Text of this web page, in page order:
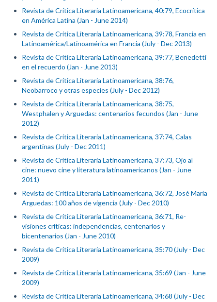
Revista de Crítica Literaria Latinoamericana, 40:79, Ecocrítica
en América Latina (Jan - June 2014)
Revista de Crítica Literaria Latinoamericana, 39:78, Francia en
Latinoamérica/Latinoamérica en Francia (July - Dec 2013)
Revista de Crítica Literaria Latinoamericana, 39:77, Benedetti
en el recuerdo (Jan - June 2013)
Revista de Crítica Literaria Latinoamericana, 38:76,
Neobarroco y otras especies (July - Dec 2012)
Revista de Crítica Literaria Latinoamericana, 38:75,
Westphalen y Arguedas: centenarios fecundos (Jan - June
2012)
Revista de Crítica Literaria Latinoamericana, 37:74, Calas
argentinas (July - Dec 2011)
Revista de Crítica Literaria Latinoamericana, 37:73, Ojo al
cine: nuevo cine y literatura latinoamericanos (Jan - June
2011)
Revista de Crítica Literaria Latinoamericana, 36:72, José María
Arguedas: 100 años de vigencia (July - Dec 2010)
Revista de Crítica Literaria Latinoamericana, 36:71, Re-
visiones críticas: independencias, centenarios y
bicentenarios (Jan - June 2010)
Revista de Crítica Literaria Latinoamericana, 35:70 (July - Dec
2009)
Revista de Crítica Literaria Latinoamericana, 35:69 (Jan - June
2009)
Revista de Crítica Literaria Latinoamericana, 34:68 (July - Dec